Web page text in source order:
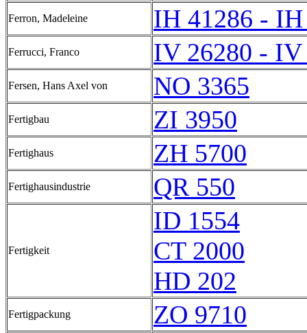
Ferron, Madeleine IH 41286 - IH
Ferrucci, Franco IV 26280 - IV
Fersen, Hans Axel von NO 3365
Fertigbau ZI 3950
Fertighaus ZH 5700
Fertighausindustrie QR 550
Fertigkeit
ID 1554
CT 2000
HD 202
Fertigpackung ZO 9710